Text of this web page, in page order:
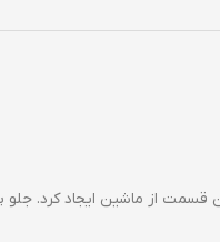
از ماشین ایجاد کرد.